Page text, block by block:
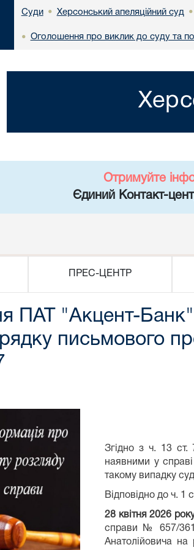
Суди • Херсонський апеляційний суд •
• Оголошення про виклик до суду та
Отримуйте
Єдиний Контакт-
ПРЕС-ЦЕНТР
ПАТ "Акцент-
письмового
Згідно з ч. 13 ст.
наявними у
такому випадку
Відповідно до ч. 1
28 квітня 2026
справи № 657/
Анатолійовича на